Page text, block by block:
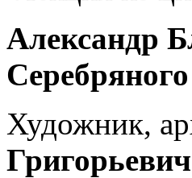
Александр
Художник,